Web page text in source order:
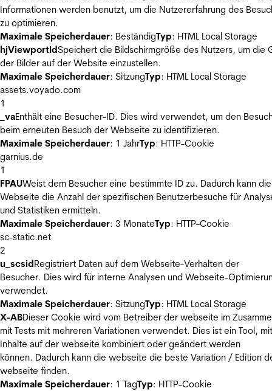
Informationen werden benutzt, um die Nutzererfahrung des
zu optimieren.
Maximale Speicherdauer: BeständigTyp: HTML Local Storage
hjViewportIdSpeichert die Bildschirmgröße des Nutzers, um die
der Bilder auf der Website einzustellen.
Maximale Speicherdauer: SitzungTyp: HTML Local Storage
assets.voyado.com
1
_vaEnthält eine Besucher-ID. Dies wird verwendet, um den
beim erneuten Besuch der Webseite zu identifizieren.
Maximale Speicherdauer: 1 JahrTyp: HTTP-Cookie
garnius.de
1
FPAUWeist dem Besucher eine bestimmte ID zu. Dadurch kann die
Webseite die Anzahl der spezifischen Benutzerbesuche für
und Statistiken ermitteln.
Maximale Speicherdauer: 3 MonateTyp: HTTP-Cookie
sc-static.net
2
u_scsidRegistriert Daten auf dem Webseite-Verhalten der
Besucher. Dies wird für interne Analysen und Webseite-
verwendet.
Maximale Speicherdauer: SitzungTyp: HTML Local Storage
X-ABDieser Cookie wird vom Betreiber der webseite im
mit Tests mit mehreren Variationen verwendet. Dies ist ein Tool,
Inhalte auf der webseite kombiniert oder geändert werden
können. Dadurch kann die webseite die beste Variation / Edition
webseite finden.
Maximale Speicherdauer: 1 TagTyp: HTTP-Cookie